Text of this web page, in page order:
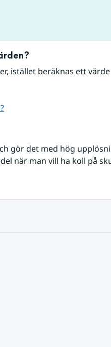
istället beräknas ett
gör det med hög
när man vill ha koll på